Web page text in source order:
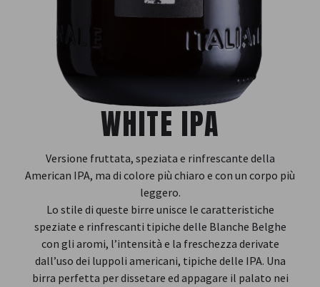
WHITE IPA
Versione fruttata, speziata e rinfrescante della
American IPA, ma di colore più chiaro e con un corpo più
leggero.
Lo stile di queste birre unisce le caratteristiche
speziate e rinfrescanti tipiche delle Blanche Belghe
con gli aromi, l’intensità e la freschezza derivate
dall’uso dei luppoli americani, tipiche delle IPA. Una
birra perfetta per dissetare ed appagare il palato nei